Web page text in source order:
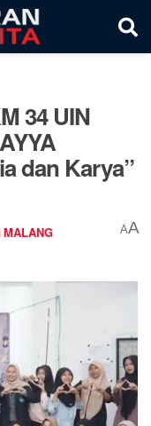
34 UIN
dan Karya”
AA